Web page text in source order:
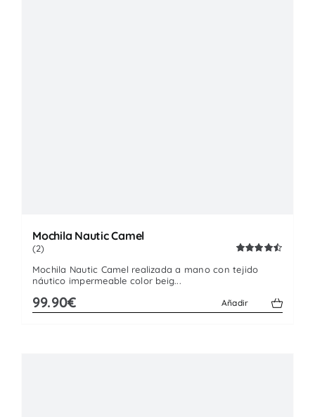
Mochila Nautic Camel
con4.50
(2)
Mochila Nautic Camel realizada a mano con tejido
náutico impermeable color beig...
99.90€ Añadir